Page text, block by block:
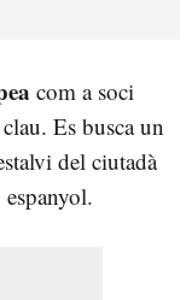
com a soci
Es busca un
del ciutadà